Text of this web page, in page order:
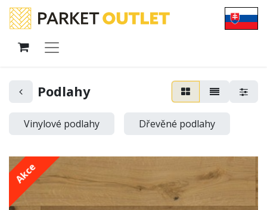
Podlahy
Vinylové podlahy Dřevěné podlahy
Akce